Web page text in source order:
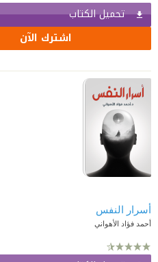
تحميل الكتاب
اشترك الآن
أسرار النفس
أحمد فؤاد الأهواني